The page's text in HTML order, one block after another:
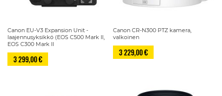
Canon EU-V3 Expansion Unit -
laajennusyksikkö (EOS C500 Mark II,
EOS C300 Mark II
3 299,00 €
Canon CR-N300 PTZ kamera,
valkoinen
3 229,00 €